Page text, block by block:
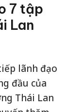
7 tập
Lan
lãnh đạo
đầu của
Thái Lan